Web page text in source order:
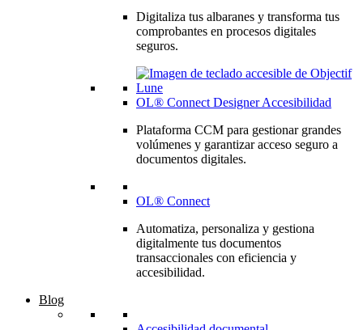
Digitaliza tus albaranes y transforma tus
comprobantes en procesos digitales
seguros.
OL® Connect Designer Accesibilidad
Plataforma CCM para gestionar grandes
volúmenes y garantizar acceso seguro a
documentos digitales.
OL® Connect
Automatiza, personaliza y gestiona
digitalmente tus documentos
transaccionales con eficiencia y
accesibilidad.
Blog